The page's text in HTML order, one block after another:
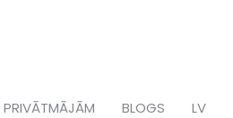
PRIVĀTMĀJĀM BLOGS LV